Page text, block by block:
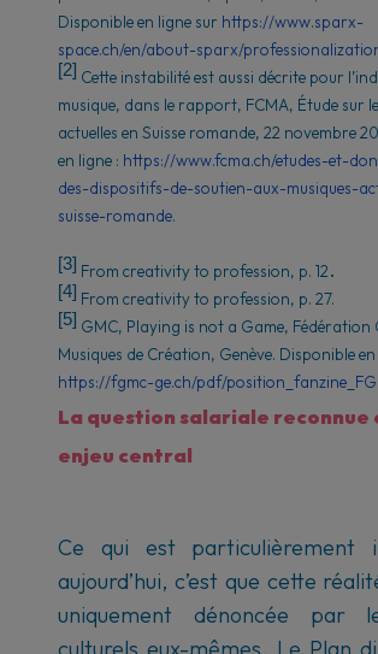
Disponible en ligne sur https://www.sparx-
space.ch/en/about-sparx/
[2] Cette instabilité est aussi décrite pour
musique, dans le rapport, FCMA, Étude sur
actuelles en Suisse romande, 22 novembre
en ligne : https://www.fcma.ch/etudes-et-
des-dispositifs-de-soutien-aux-musiques-
suisse-romande.
[3] From creativity to profession, p. 12.
[4] From creativity to profession, p. 27.
[5] GMC, Playing is not a Game, Fédération
Musiques de Création, Genève. Disponible
https://fgmc-ge.ch/pdf/
La question salariale reconnue
enjeu central
Ce qui est particulièrement
aujourd’hui, c’est que cette
uniquement dénoncée par
culturels eux-mêmes. Le Plan